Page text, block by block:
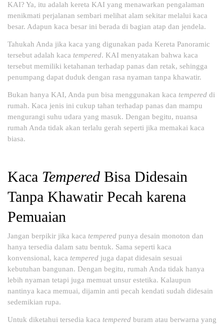
KAI? Ya, itu adalah kereta KAI yang menawarkan pengalaman
menikmati perjalanan sembari melihat alam sekitar melalui kaca
besar. Adapun kaca besar ini berada di bagian atap dan jendela.
Tahukah Anda jika kaca yang digunakan pada Kereta Panoramic
tersebut adalah kaca tempered. KAI menyatakan bahwa kaca
tersebut memiliki ketahanan terhadap panas dan retak, sehingga
penumpang dapat duduk dengan rasa nyaman tanpa khawatir.
Bukan hanya KAI, Anda pun bisa menggunakan kaca tempered di
rumah. Kaca jenis ini cukup tahan terhadap panas dan mampu
mengurangi suhu udara yang masuk. Dengan begitu, nuansa
rumah Anda tidak akan terlalu gerah seperti jika memakai kaca
biasa.
Kaca Tempered Bisa Didesain
Tanpa Khawatir Pecah karena
Pemuaian
Jangan berpikir jika kaca tempered punya desain monoton dan
hanya tersedia dalam satu bentuk. Sama seperti kaca
konvensional, kaca tempered juga dapat didesain sesuai
kebutuhan bangunan. Dengan begitu, rumah Anda tidak hanya
lebih nyaman tetapi juga memuat unsur estetika. Kalaupun
nantinya kaca memuai, dijamin anti pecah kendati sudah didesain
sedemikian rupa.
Untuk diketahui tersedia kaca tempered buram atau berwarna yang